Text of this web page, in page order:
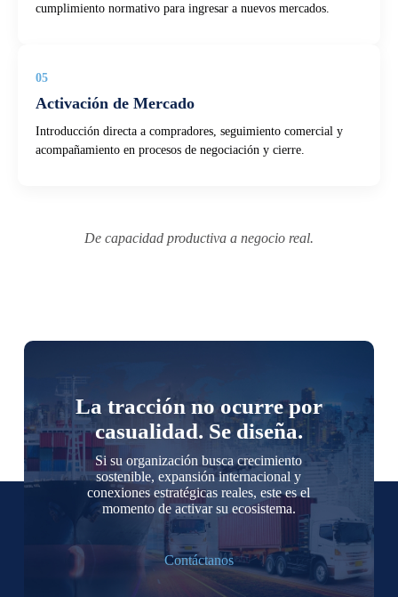
cumplimiento normativo para ingresar a nuevos mercados.
05
Activación de Mercado
Introducción directa a compradores, seguimiento comercial y
acompañamiento en procesos de negociación y cierre.
De capacidad productiva a negocio real.
La tracción no ocurre por
casualidad. Se diseña.
Si su organización busca crecimiento
sostenible, expansión internacional y
conexiones estratégicas reales, este es el
momento de activar su ecosistema.
Contáctanos